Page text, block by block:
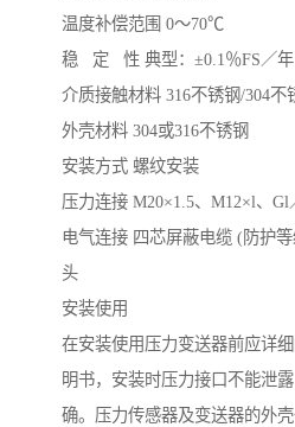
温度补偿范围 0～70℃
稳 定 性 典型：±0.1％FS／年
介质接触材料 316不锈钢/304不
外壳材料 304或316不锈钢
安装方式 螺纹安装
压力连接 M20×1.5、M12×l、
电气连接 四芯屏蔽电缆 (防护
头
安装使用
在安装使用压力变送器前应详
明书，安装时压力接口不能泄
确。压力传感器及变送器的外